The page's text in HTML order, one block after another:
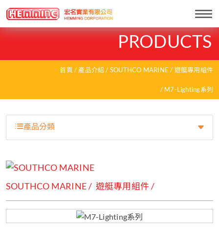
PRODUCTS
首頁 產品介紹 SOUTHCO MARINE 遊艇專用組件
M7-Lighting系列
產品分類
SOUTHCO MARINE 遊艇專用組件